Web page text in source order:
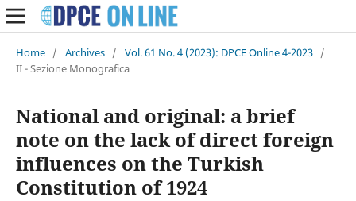
Home / Archives / Vol. 61 No. 4 (2023): DPCE Online 4-2023 /
II - Sezione Monografica
National and original: a brief
note on the lack of direct foreign
influences on the Turkish
Constitution of 1924